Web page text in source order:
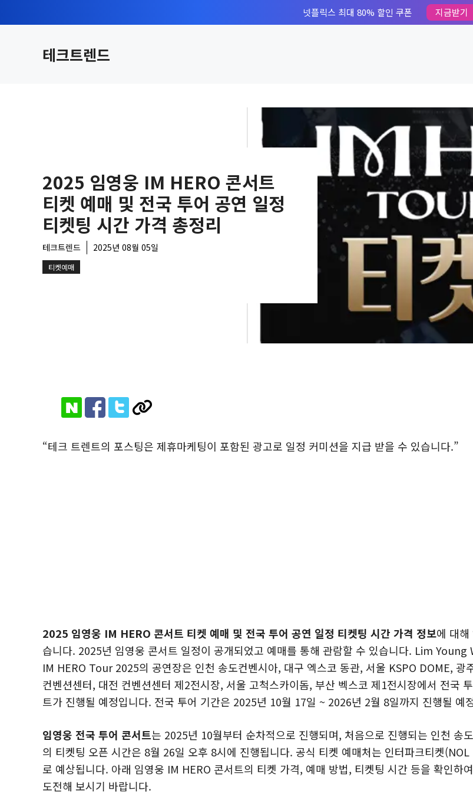
텐
넷플릭스 최대 80% 할인 쿠폰 지금받기
테크트렌드
2025 임영웅 IM HERO 콘서트
티켓 예매 및 전국 투어 공연 일정
티켓팅 시간 가격 총정리
테크트렌드 2025년 08월 05일
티켓예매
“테크 트렌트의 포스팅은 제휴마케팅이 포함된 광고로 일정 커미션을 지급 받을 수 있습니다.”
2025 임영웅 IM HERO 콘서트 티켓 예매 및 전국 투어 공연 일정 티켓팅 시간 가격 정보에 대해
습니다. 2025년 임영웅 콘서트 일정이 공개되었고 예매를 통해 관람할 수 있습니다. Lim Young
IM HERO Tour 2025의 공연장은 인천 송도컨벤시아, 대구 엑스코 동관, 서울 KSPO DOME, 광
컨벤션센터, 대전 컨벤션센터 제2전시장, 서울 고척스카이돔, 부산 벡스코 제1전시장에서 전국
트가 진행될 예정입니다. 전국 투어 기간은 2025년 10월 17일 ~ 2026년 2월 8일까지 진행될 예
임영웅 전국 투어 콘서트는 2025년 10월부터 순차적으로 진행되며, 처음으로 진행되는 인천 송
의 티켓팅 오픈 시간은 8월 26일 오후 8시에 진행됩니다. 공식 티켓 예매처는 인터파크티켓(NOL
로 예상됩니다. 아래 임영웅 IM HERO 콘서트의 티켓 가격, 예매 방법, 티켓팅 시간 등을 확인하
도전해 보시기 바랍니다.